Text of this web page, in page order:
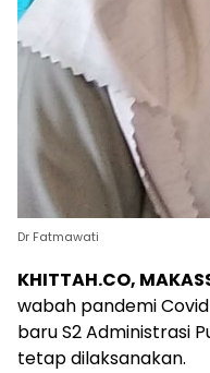
Dr Fatmawati
KHITTAH.CO,
wabah pandemi
baru S2 Administrasi
tetap dilaksanakan.